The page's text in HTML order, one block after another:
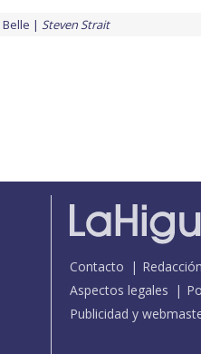
Belle Steven Strait
Contacto Redacción
Aspectos legales
Publicidad y